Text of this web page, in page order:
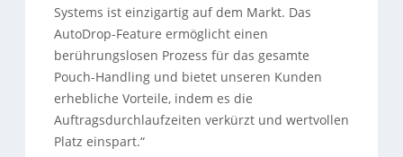
Systems ist einzigartig auf dem Markt. Das
AutoDrop-Feature ermöglicht einen
berührungslosen Prozess für das gesamte
Pouch-Handling und bietet unseren Kunden
erhebliche Vorteile, indem es die
Auftragsdurchlaufzeiten verkürzt und wertvollen
Platz einspart.“